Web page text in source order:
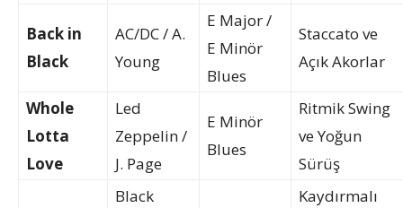
Back in
Black
AC/DC / A.
Young
E Major /
E Minör
Blues
Staccato ve
Açık Akorlar
Whole
Lotta
Love
Led
Zeppelin /
J. Page
E Minör
Blues
Ritmik Swing
ve Yoğun
Sürüş
Black
Kaydırmalı